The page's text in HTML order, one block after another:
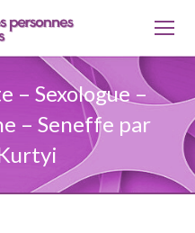
– Sexologue –
– Seneffe par